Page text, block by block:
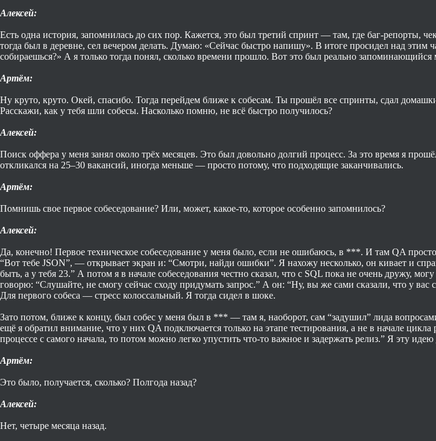
Алексей:
Есть одна история, запомнилась до сих пор. Кажется, это был третий спринт — там, где баг-репорты,
тогда был в деревне, сел вечером делать. Думаю: «Сейчас быстро напишу». В итоге просидел над
собираешься?» А я только тогда понял, сколько времени прошло. Вот это был реально
Артём:
Ну круто, круто. Окей, спасибо. Тогда перейдем ближе к собесам. Ты прошёл все спринты, сдал
Расскажи, как у тебя шли собесы. Насколько помню, не всё быстро получилось?
Алексей:
Поиск оффера у меня занял около трёх месяцев. Это был довольно долгий процесс. За это время я
откликался на 25–30 вакансий, иногда меньше — просто потому, что подходящие заканчивались.
Артём:
Помнишь свое первое собеседование? Или, может, какое-то, которое особенно запомнилось?
Алексей:
Да, конечно! Первое техническое собеседование у меня было, если не ошибаюсь, в ***. И там QA
“Вот тебе JSON”, — открывает экран и: “Смотри, найди ошибки”. Я нахожу несколько, он кивает и
быть, а у тебя 23.” А потом я в начале собеседования честно сказал, что с SQL пока не очень дружу,
говорю: “Слушайте, не смогу сейчас сходу придумать запрос.” А он: “Ну, вы же сами сказали, что у
Для первого собеса — стресс колоссальный. Я тогда сидел в шоке.
Зато потом, ближе к концу, был собес у меня был в *** — там я, наоборот, сам “задушил” лида
ещё я обратил внимание, что у них QA подключается только на этапе тестирования, а не в начале
процессе с самого начала, то потом можно легко упустить что-то важное и задержать релиз.” Я эту
Артём:
Это было, получается, сколько? Полгода назад?
Алексей:
Нет, четыре месяца назад.